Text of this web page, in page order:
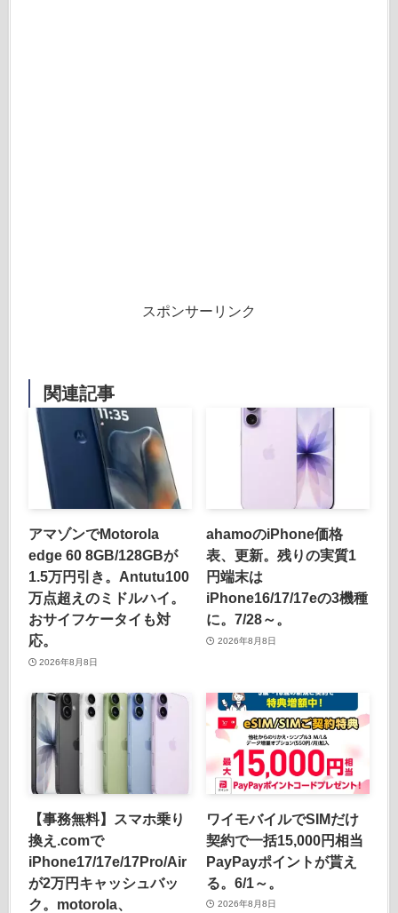
スポンサーリンク
関連記事
アマゾンでMotorola
edge 60 8GB/128GBが
1.5万円引き。Antutu100
万点超えのミドルハイ。
おサイフケータイも対
応。
2026年8月8日
ahamoのiPhone価格
表、更新。残りの実質1
円端末は
iPhone16/17/17eの3機種
に。7/28～。
2026年8月8日
【事務無料】スマホ乗り
換え.comで
iPhone17/17e/17Pro/Air
が2万円キャッシュバッ
ク。motorola、
ワイモバイルでSIMだけ
契約で一括15,000円相当
PayPayポイントが貰え
る。6/1～。
2026年8月8日